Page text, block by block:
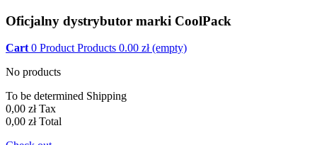
Oficjalny dystrybutor marki CoolPack
Cart 0 Product Products 0.00 zł (empty)
No products
To be determined Shipping
0,00 zł Tax
0,00 zł Total